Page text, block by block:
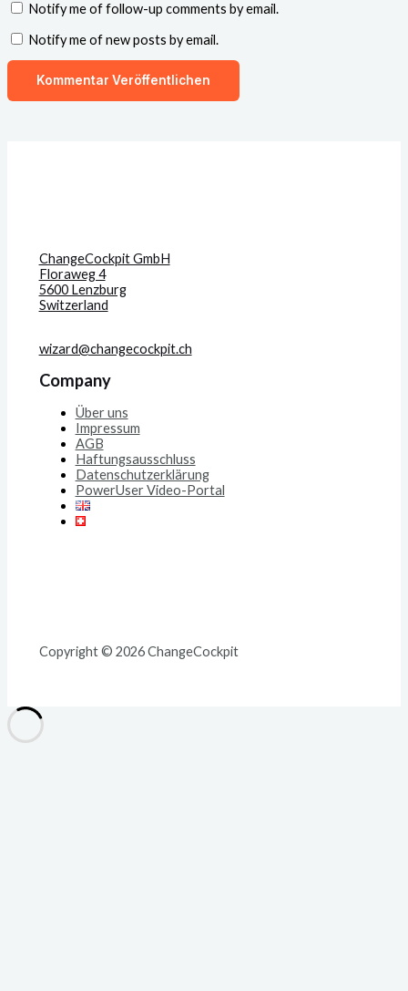
Notify me of follow-up comments by email.
Notify me of new posts by email.
ChangeCockpit GmbH
Floraweg 4
5600 Lenzburg
Switzerland
wizard@changecockpit.ch
Company
Über uns
Impressum
AGB
Haftungsausschluss
Datenschutzerklärung
PowerUser Video-Portal
Copyright © 2026 ChangeCockpit